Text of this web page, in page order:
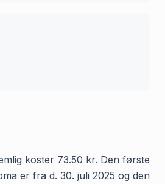
koster 73.50 kr. Den første
er fra d. 30. juli 2025 og den